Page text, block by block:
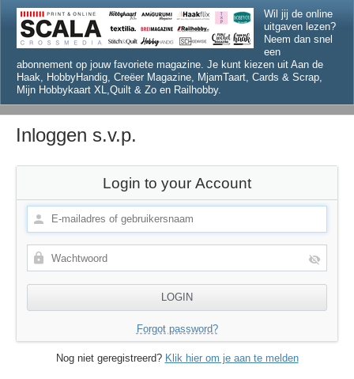
Wil jij de online
uitgaven lezen?
Neem dan snel
een
abonnement op jouw favoriete magazine. Je kunt kiezen uit Aan de
Haak, HobbyHandig, Creëer Magazine, MjamTaart, Cards & Scrap,
Mijn Hobbykaart XL,Quilt & Zo en Railhobby.
Inloggen s.v.p.
Login to your Account
Forgot password?
Nog niet geregistreerd? Klik hier om je aan te melden